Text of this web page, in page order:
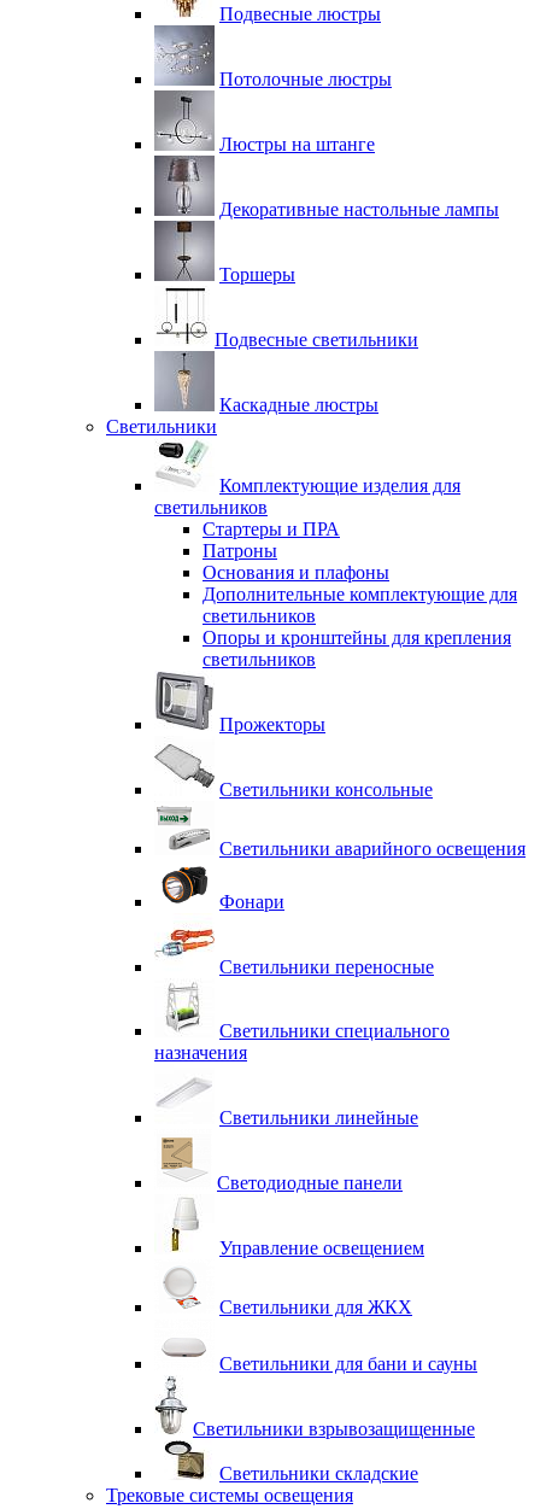
Подвесные люстры
Потолочные люстры
Люстры на штанге
Декоративные настольные лампы
Торшеры
Подвесные светильники
Каскадные люстры
Светильники
Комплектующие изделия для
светильников
Стартеры и ПРА
Патроны
Основания и плафоны
Дополнительные комплектующие для
светильников
Опоры и кронштейны для крепления
светильников
Прожекторы
Светильники консольные
Светильники аварийного освещения
Фонари
Светильники переносные
Светильники специального
назначения
Светильники линейные
Светодиодные панели
Управление освещением
Светильники для ЖКХ
Светильники для бани и сауны
Светильники взрывозащищенные
Светильники складские
Трековые системы освещения